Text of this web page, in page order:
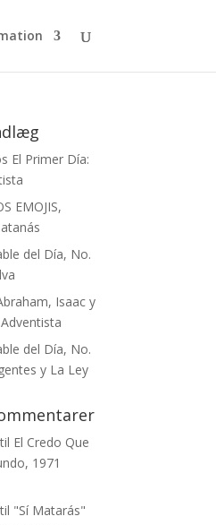
El Primer Día:
EMOJIS,
del Día, No.
Isaac y
del Día, No.
y La Ley
til El Credo Que
1971
til "Sí Matarás"